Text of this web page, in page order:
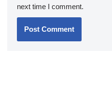
next time I comment.